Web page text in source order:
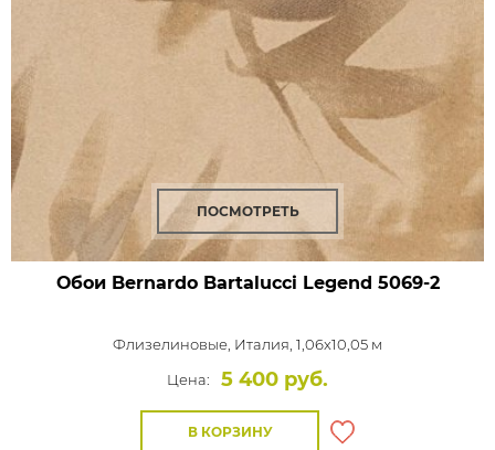
ПОСМОТРЕТЬ
Обои Bernardo Bartalucci Legend 5069-2
Флизелиновые, Италия, 1,06x10,05 м
Цена:
5 400 руб.
В КОРЗИНУ